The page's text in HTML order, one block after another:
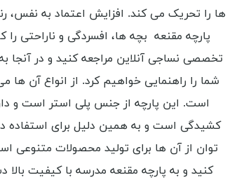
ها را تحریک می کند. افزایش اعتماد به نفس،
پارچه مقنعه بچه ها، افسردگی و
تخصصی نساجی آنلاین مراجعه کنید و در آنجا
شما را راهنمایی خواهیم کرد. از انواع آن ها
است. این پارچه از جنس پلی استر است و
کشیدگی است و به همین دلیل برای استفاده
توان از آن ها برای تولید محصولات متنوعی
کنید و به پارچه مقنعه مدرسه با کیفیت